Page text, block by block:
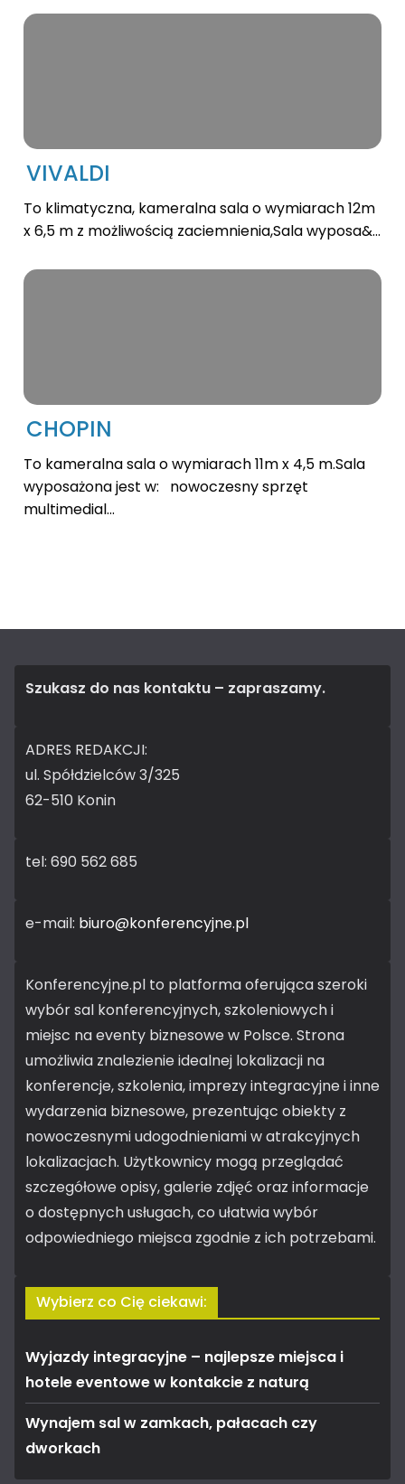
VIVALDI
To klimatyczna, kameralna sala o wymiarach 12m
x 6,5 m z możliwością zaciemnienia,Sala wyposa&...
CHOPIN
To kameralna sala o wymiarach 11m x 4,5 m.Sala
wyposażona jest w: nowoczesny sprzęt
multimedial...
Szukasz do nas kontaktu – zapraszamy.
ADRES REDAKCJI:
ul. Spółdzielców 3/325
62-510 Konin
tel: 690 562 685
e-mail: biuro@konferencyjne.pl
Konferencyjne.pl to platforma oferująca szeroki
wybór sal konferencyjnych, szkoleniowych i
miejsc na eventy biznesowe w Polsce. Strona
umożliwia znalezienie idealnej lokalizacji na
konferencje, szkolenia, imprezy integracyjne i inne
wydarzenia biznesowe, prezentując obiekty z
nowoczesnymi udogodnieniami w atrakcyjnych
lokalizacjach. Użytkownicy mogą przeglądać
szczegółowe opisy, galerie zdjęć oraz informacje
o dostępnych usługach, co ułatwia wybór
odpowiedniego miejsca zgodnie z ich potrzebami.
Wybierz co Cię ciekawi:
Wyjazdy integracyjne – najlepsze miejsca i
hotele eventowe w kontakcie z naturą
Wynajem sal w zamkach, pałacach czy
dworkach